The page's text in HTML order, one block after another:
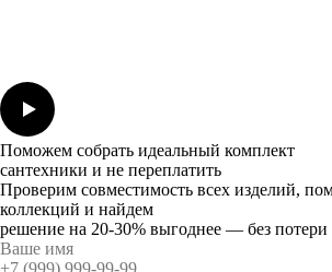
Поможем собрать идеальный комплект
сантехники и не переплатить
Проверим совместимость всех изделий,
коллекций и найдем
решение на 20-30% выгоднее — без потери